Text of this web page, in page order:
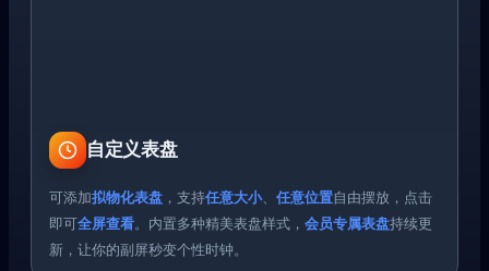
自定义表盘
可添加拟物化表盘 ，支持任意大小、 任意位置自由摆放，点击
即可全屏查看。内置多种精美表盘样式， 会员专属表盘持续更
新，让你的副屏秒变个性时钟。